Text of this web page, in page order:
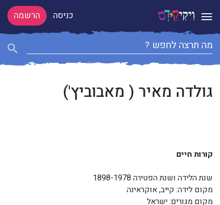
Toggle navigation כניסה הרשמה
גולדה מאיר ( מאבוביץ')
קורות חיים
שנת הלידה ושנת הפטירה 1898-1978
מקום לידה: קייב, אוקראינה
מקום מגורים: ישראל